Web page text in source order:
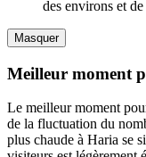
des environs et
Masquer
Meilleur moment
Le meilleur moment
de la fluctuation du
plus chaude à Haria se